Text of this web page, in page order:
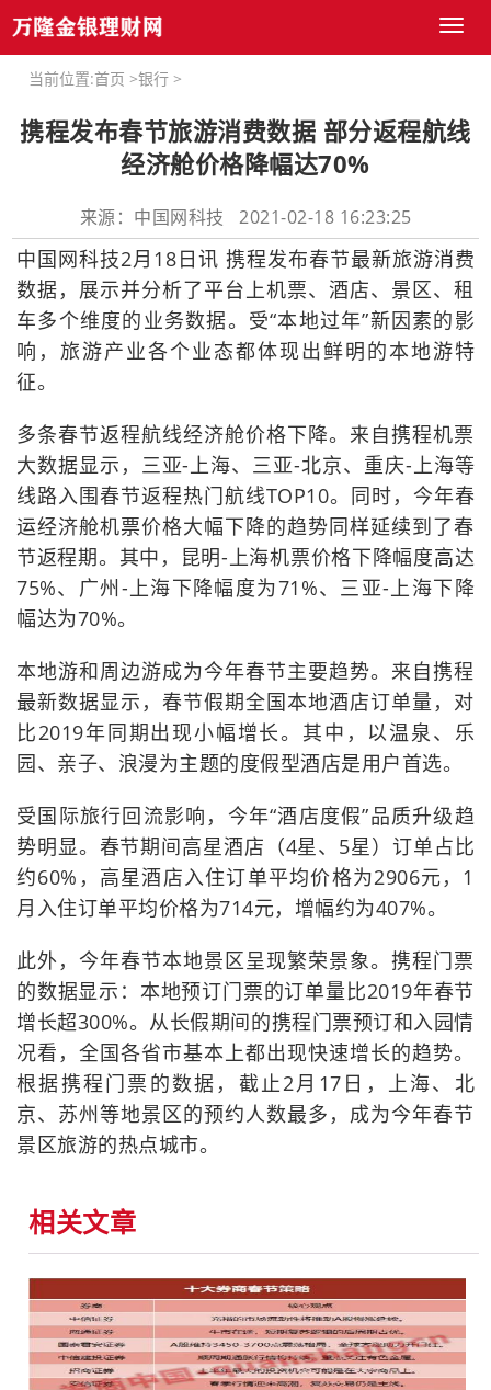
Toggle
当前位置:首页 >银行 >
携程发布春节旅游消费数据 部分返程航线
经济舱价格降幅达70%
来源：中国网科技 2021-02-18 16:23:25
中国网科技2月18日讯 携程发布春节最新旅游消费
数据，展示并分析了平台上机票、酒店、景区、租
车多个维度的业务数据。受“本地过年”新因素的影
响，旅游产业各个业态都体现出鲜明的本地游特
征。
多条春节返程航线经济舱价格下降。来自携程机票
大数据显示，三亚-上海、三亚-北京、重庆-上海等
线路入围春节返程热门航线TOP10。同时，今年春
运经济舱机票价格大幅下降的趋势同样延续到了春
节返程期。其中，昆明-上海机票价格下降幅度高达
75%、广州-上海下降幅度为71%、三亚-上海下降
幅达为70%。
本地游和周边游成为今年春节主要趋势。来自携程
最新数据显示，春节假期全国本地酒店订单量，对
比2019年同期出现小幅增长。其中，以温泉、乐
园、亲子、浪漫为主题的度假型酒店是用户首选。
受国际旅行回流影响，今年“酒店度假”品质升级趋
势明显。春节期间高星酒店（4星、5星）订单占比
约60%，高星酒店入住订单平均价格为2906元，1
月入住订单平均价格为714元，增幅约为407%。
此外，今年春节本地景区呈现繁荣景象。携程门票
的数据显示：本地预订门票的订单量比2019年春节
增长超300%。从长假期间的携程门票预订和入园情
况看，全国各省市基本上都出现快速增长的趋势。
根据携程门票的数据，截止2月17日，上海、北
京、苏州等地景区的预约人数最多，成为今年春节
景区旅游的热点城市。
相关文章